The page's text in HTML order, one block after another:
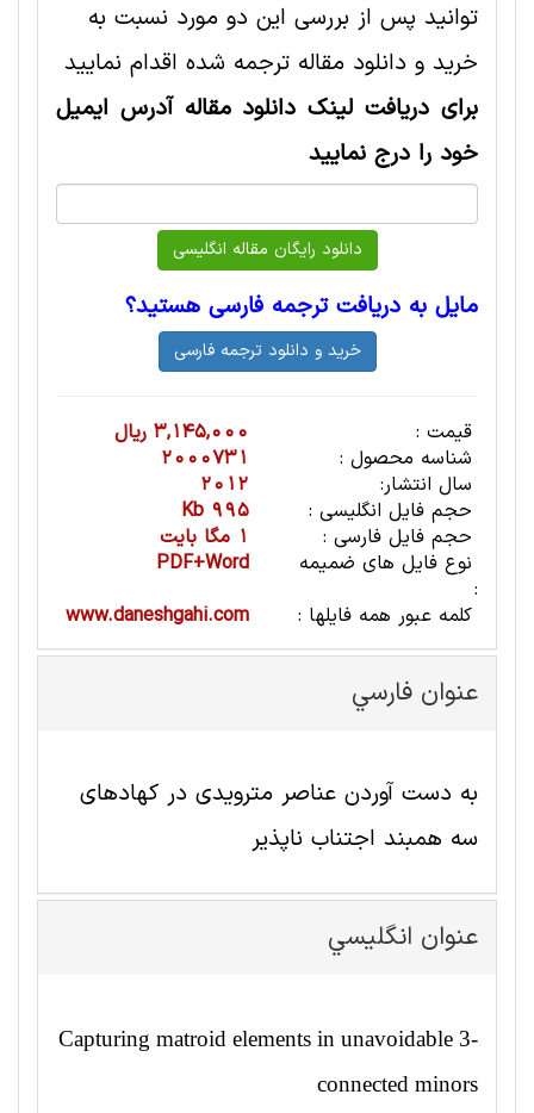
توانید پس از بررسی این دو مورد نسبت به
خرید و دانلود مقاله ترجمه شده اقدام نمایید
برای دریافت لینک دانلود مقاله آدرس ایمیل
خود را درج نمایید
مایل به دریافت ترجمه فارسی هستید؟
قیمت :
3,145,000 ریال
شناسه محصول :
2000731
سال انتشار:
2012
حجم فایل انگلیسی :
995 Kb
حجم فایل فارسی :
1 مگا بایت
نوع فایل های ضمیمه
:
PDF+Word
کلمه عبور همه فایلها :
www.daneshgahi.com
عنوان فارسي
به دست آوردن عناصر مترویدی در کهادهای
سه همبند اجتناب ناپذیر
عنوان انگليسي
Capturing matroid elements in unavoidable 3-
connected minors